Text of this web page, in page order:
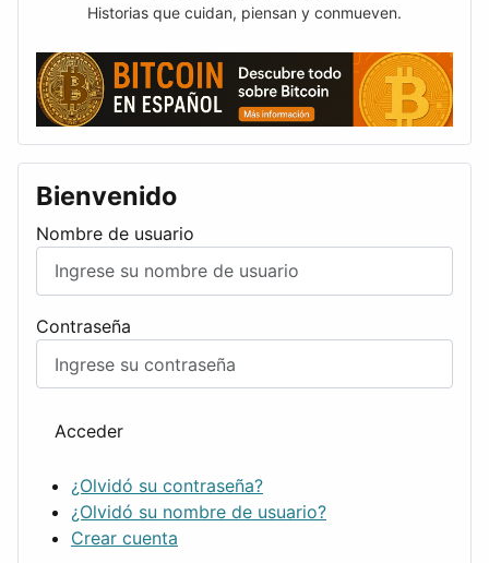
Historias que cuidan, piensan y conmueven.
Bienvenido
Nombre de usuario
Contraseña
Acceder
¿Olvidó su contraseña?
¿Olvidó su nombre de usuario?
Crear cuenta